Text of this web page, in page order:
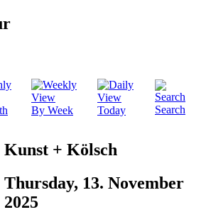
By Week Today Search
Kunst + Kölsch
Thursday, 13. November
2025